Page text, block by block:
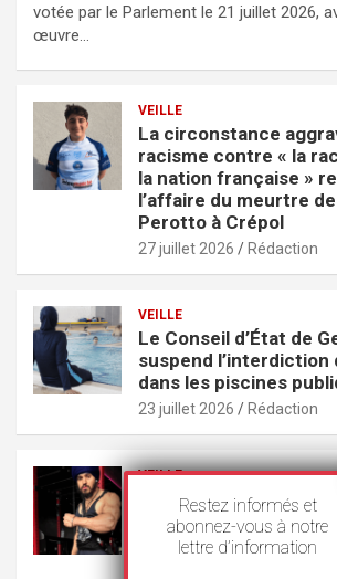
votée par le Parlement le 21 juillet 2026,
œuvre…
VEILLE
La circonstance
racisme contre « la
la nation française »
l’affaire du meurtre
Perotto à Crépol
27 juillet 2026 Rédaction
VEILLE
Le Conseil d’État de
suspend l’interdiction
dans les piscines
23 juillet 2026 Rédaction
VEILLE
GoodLife s’excuse
pour avoir exclu un
de sport parce qu’il
Restez informés et
abonnez-vous à notre
lettre d’information